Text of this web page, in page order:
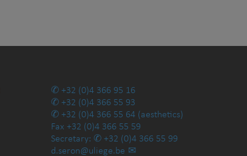
+32 (0)4 366 95 16
+32 (0)4 366 55 93
+32 (0)4 366 55 64 (aesthetics)
Fax +32 (0)4 366 55 59
Secretary:
+32 (0)4 366 55 99
d.seron@uliege.be